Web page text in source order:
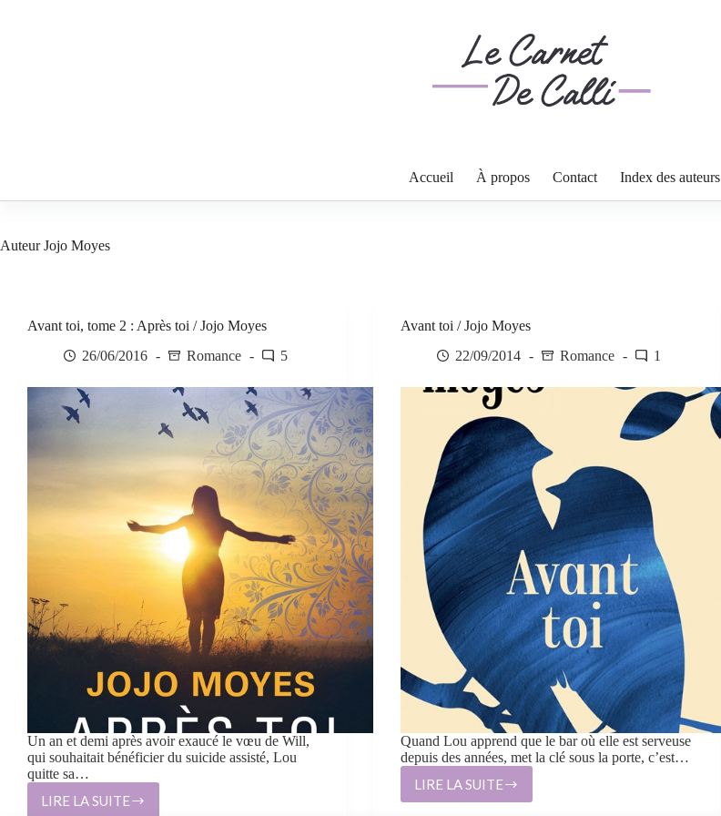
Accueil À propos Contact Index des auteurs
AuteurJojo Moyes
Avant toi, tome 2 : Après toi / Jojo Moyes
26/06/2016
Romance 5
Un an et demi après avoir exaucé le vœu de Will,
qui souhaitait bénéficier du suicide assisté, Lou
quitte sa…
LIRE LA SUITE
AVANT
Avant toi / Jojo Moyes
22/09/2014
Romance 1
Quand Lou apprend que le bar où elle est serveuse
depuis des années, met la clé sous la porte, c’est…
LIRE LA SUITE
AVANT
TOI